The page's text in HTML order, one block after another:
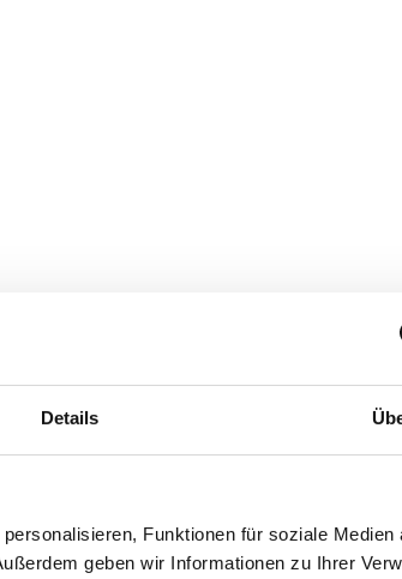
Details
Funktionen für soziale Medien
geben wir Informationen zu Ihrer